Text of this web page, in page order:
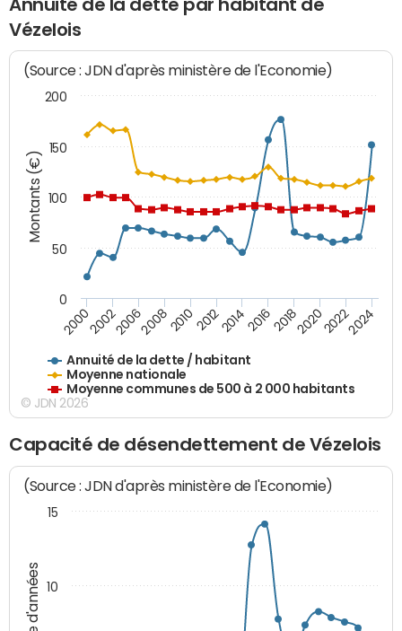
Annuité de la dette par habitant de
Vézelois
Montants (€)
(Source : JDN d'après ministère de l'Economie)
Annuité de la dette / habitant
Moyenne nationale
Moyenne communes de 500 à 2 000 habitants
200020022006200820102012201420162018202020222024
0
50
100
150
200
© JDN 2026
Capacité de désendettement de Vézelois
(Source : JDN d'après ministère de l'Economie)
10
15